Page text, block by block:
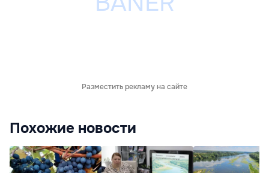
Разместить рекламу на сайте
Похожие новости